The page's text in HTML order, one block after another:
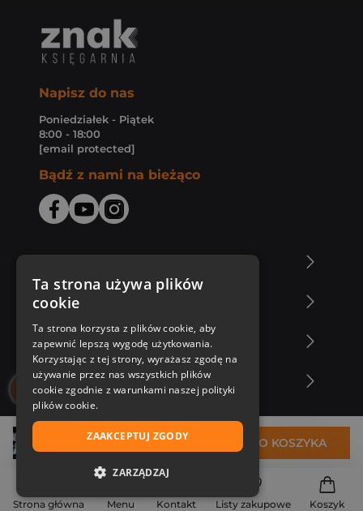
Strona główna Menu Kontakt Listy zakupowe Koszyk
37,99 zł DO KOSZYKA
Napisz do nas
Poniedziałek - Piątek
8:00 - 18:00
[email protected]
Bądź z nami na bieżąco
Zakupy u nas
Nasza oferta
Nasi autorzy
Ta strona używa plików
cookie
Ta strona korzysta z plików cookie, aby
zapewnić lepszą wygodę użytkowania.
Korzystając z tej strony, wyrażasz zgodę na
używanie przez nas wszystkich plików
cookie zgodnie z warunkami naszej polityki
plików cookie.
ZAAKCEPTUJ ZGODY
ZARZĄDZAJ
NIEZBĘDNE